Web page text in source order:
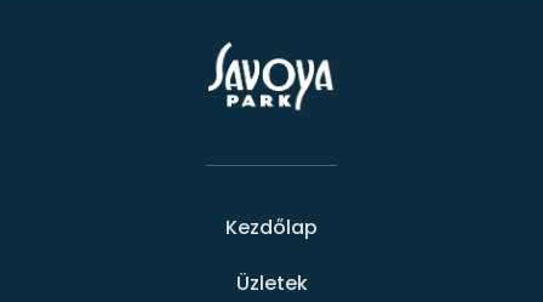
Kezdőlap
Üzletek